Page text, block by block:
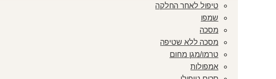
טיפול לאחר החלקה
שמפו
מסכה
מסכה ללא שטיפה
טרמו/מגן מחום
אמפולות